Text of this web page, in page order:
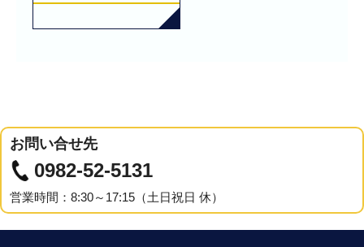
お問い合せ先
0982-52-5131
営業時間：8:30～17:15（土日祝日 休）